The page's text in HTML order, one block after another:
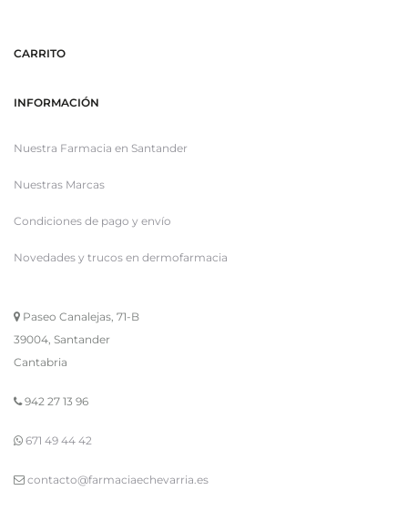
CARRITO
INFORMACIÓN
Nuestra Farmacia en Santander
Nuestras Marcas
Condiciones de pago y envío
Novedades y trucos en dermofarmacia
Paseo Canalejas, 71-B
39004, Santander
Cantabria
942 27 13 96
671 49 44 42
contacto@farmaciaechevarria.es